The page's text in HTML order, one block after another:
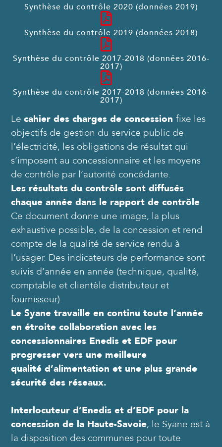
Synthèse du contrôle 2020 (données 2019)
Synthèse du contrôle 2019 (données 2018)
Synthèse du contrôle 2017-2018 (données 2016-
2017)
Synthèse du contrôle 2017-2018 (données 2016-
2017)
Lecahier des charges de concessionfixe les
objectifs de gestion du service public de
l’électricité, les obligations de résultat qui
s’imposent au concessionnaire et les moyens
de contrôle par l’autorité concédante.
Les résultats du contrôle sont diffusés
chaque année dans le rapport de contrôle.
Ce document donne une image, la plus
exhaustive possible, de la concession et rend
compte de la qualité de service rendu à
l’usager. Des indicateurs de performance sont
suivis d’année en année (technique, qualité,
comptable et clientèle distributeur et
fournisseur).
Le Syane travaille en continu toute l’année
en étroite collaboration avec les
concessionnaires Enedis et EDF pour
progresservers une meilleure
qualité d’alimentation et une plus grande
sécurité des réseaux.
Interlocuteur d’Enedis et d’EDF pour la
concession de la Haute-Savoie, le Syane est à
la disposition des communes pour toute